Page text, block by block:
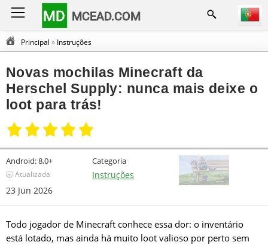
MD MCEAD.COM
Principal » Instruções
Novas mochilas Minecraft da
Herschel Supply: nunca mais deixe o
loot para trás!
Android:8,0+
🕣 Atualizada
23 Jun 2026
Categoria
Instruções
Todo jogador de Minecraft conhece essa dor: o inventário
está lotado, mas ainda há muito loot valioso por perto sem